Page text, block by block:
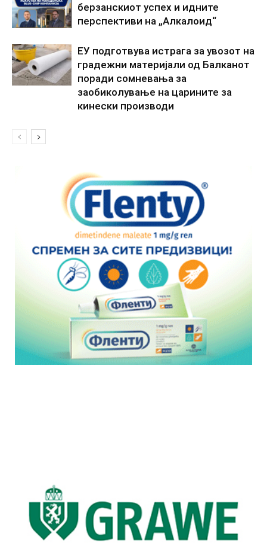
берзанскиот успех и идните
перспективи на „Алкалоид“
ЕУ подготвува истрага за увозот на
градежни материјали од Балканот
поради сомневања за
заобиколување на царините за
кинески производи